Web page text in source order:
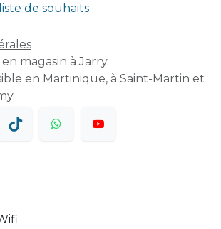
de souhaits
magasin à Jarry.
en Martinique, à Saint-Martin et